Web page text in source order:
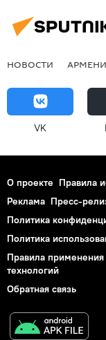
НОВОСТИ
VK
О проекте Правила
Реклама Пресс-
Политика
Политика
Правила
технологий
Обратная связь